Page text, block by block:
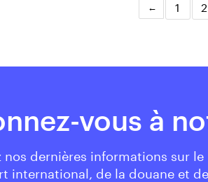
1
2
vous à
nos dernières informations sur
international, de la douane et